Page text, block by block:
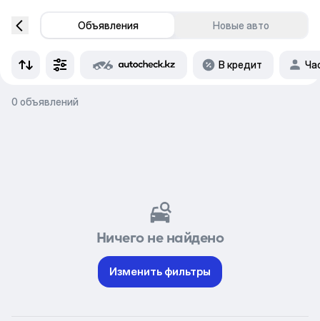
Объявления Новые авто
В кредит
0 объявлений
Ничего не найдено
Изменить фильтры